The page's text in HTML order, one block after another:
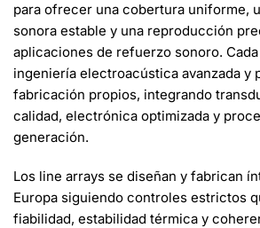
para ofrecer una cobertura uniforme,
sonora estable y una reproducción
aplicaciones de refuerzo sonoro.
ingeniería electroacústica avanzada y
fabricación propios, integrando
calidad, electrónica optimizada y
generación.
Los line arrays se diseñan y fabrican
Europa siguiendo controles estrictos
fiabilidad, estabilidad térmica y